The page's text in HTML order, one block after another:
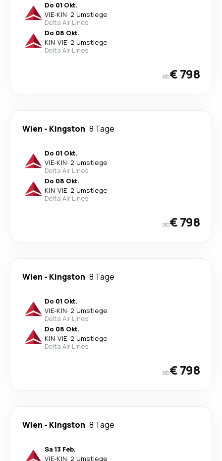
Do 01 Okt.
VIE-KIN· 2 Umstiege
Delta Air Lines
Do 08 Okt.
KIN-VIE· 2 Umstiege
Delta Air Lines
ab€ 798
Wien - Kingston 8 Tage
Do 01 Okt.
VIE-KIN· 2 Umstiege
Delta Air Lines
Do 08 Okt.
KIN-VIE· 2 Umstiege
Delta Air Lines
ab€ 798
Wien - Kingston 8 Tage
Do 01 Okt.
VIE-KIN· 2 Umstiege
Delta Air Lines
Do 08 Okt.
KIN-VIE· 2 Umstiege
Delta Air Lines
ab€ 798
Wien - Kingston 8 Tage
Sa 13 Feb.
VIE-KIN· 2 Umstiege